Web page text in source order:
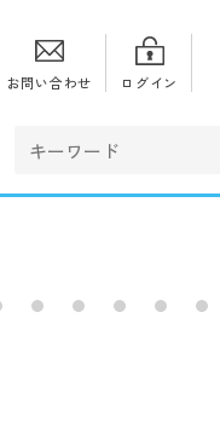
お問い合わせ ログイン